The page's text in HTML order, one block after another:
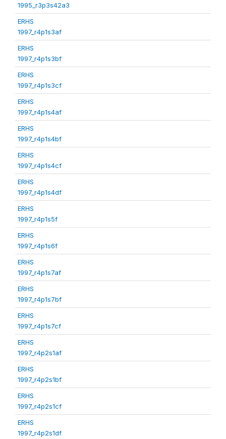
1995_r3p3s42a3
ERHS
1997_r4p1s3af
ERHS
1997_r4p1s3bf
ERHS
1997_r4p1s3cf
ERHS
1997_r4p1s4af
ERHS
1997_r4p1s4bf
ERHS
1997_r4p1s4cf
ERHS
1997_r4p1s4df
ERHS
1997_r4p1s5f
ERHS
1997_r4p1s6f
ERHS
1997_r4p1s7af
ERHS
1997_r4p1s7bf
ERHS
1997_r4p1s7cf
ERHS
1997_r4p2s1af
ERHS
1997_r4p2s1bf
ERHS
1997_r4p2s1cf
ERHS
1997_r4p2s1df